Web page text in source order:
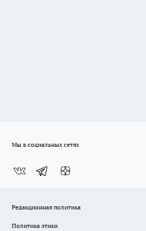
Мы в социальных сетях
Редакционная политика
Политика этики